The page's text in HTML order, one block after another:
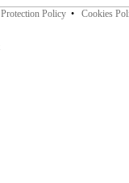
Policy • Cookies